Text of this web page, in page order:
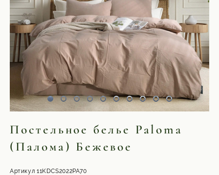
Постельное белье Paloma
(Палома) Бежевое
Артикул 11KDCS2022PA70